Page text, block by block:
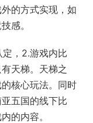
的方式实现，如
感。
，2.游戏内比
天梯。天梯之
核心玩法。同时
五国的线下比
的内容。